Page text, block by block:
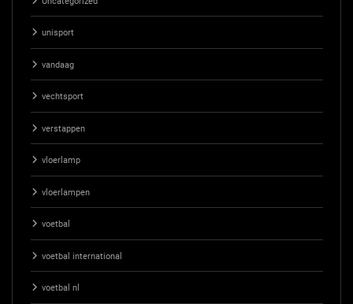
unisport
vandaag
vechtsport
verstappen
vloerlamp
vloerlampen
voetbal
voetbal international
voetbal nl